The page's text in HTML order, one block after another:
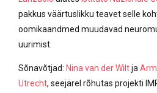
pakkus väärtuslikku teavet selle
oomikaandmed muudavad
uurimist.
Sõnavõtjad: Nina van der Wiltja
Utrecht, seejärel rõhutas projekti